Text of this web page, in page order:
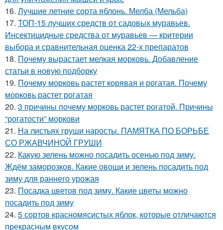
16. Лучшие летние сорта яблонь. Мелба (Мельба)
17. ТОП-15 лучших средств от садовых муравьев.
Инсектицидные средства от муравьев — критерии
выбора и сравнительная оценка 22-х препаратов
18. Почему вырастает мелкая морковь. Добавление
статьи в новую подборку
19. Почему морковь растет корявая и рогатая. Почему
морковь растет рогатая
20. 3 причины почему морковь растет рогатой. Причины
“рогатости” моркови
21. На листьях груши наросты. ПАМЯТКА ПО БОРЬБЕ
СО РЖАВЧИНОЙ ГРУШИ
22. Какую зелень можно посадить осенью под зиму.
Ждём заморозков. Какие овощи и зелень посадить под
зиму для раннего урожая
23. Посадка цветов под зиму. Какие цветы можно
посадить под зиму
24. 5 сортов красномясистых яблок, которые отличаются
прекрасным вкусом